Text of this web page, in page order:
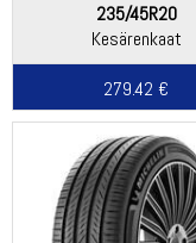
235/45R20
Kesärenkaat
279.42 €